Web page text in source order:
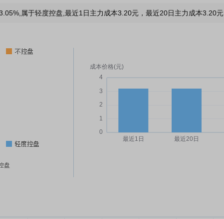
属于轻度控盘,最近1日主力成本3.20元，最近20日主力成本3.20元
盘